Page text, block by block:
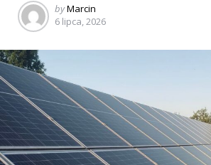
Posted
by
byMarcin
6 lipca, 2026